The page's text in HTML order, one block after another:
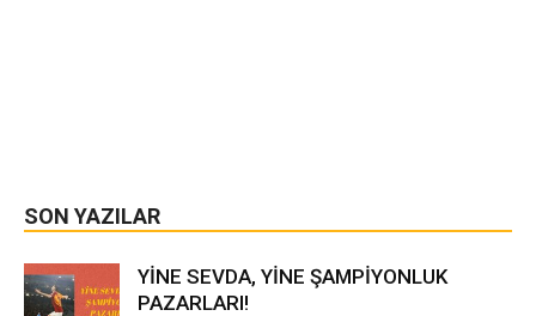
SON YAZILAR
YİNE SEVDA, YİNE ŞAMPİYONLUK
PAZARLARI!